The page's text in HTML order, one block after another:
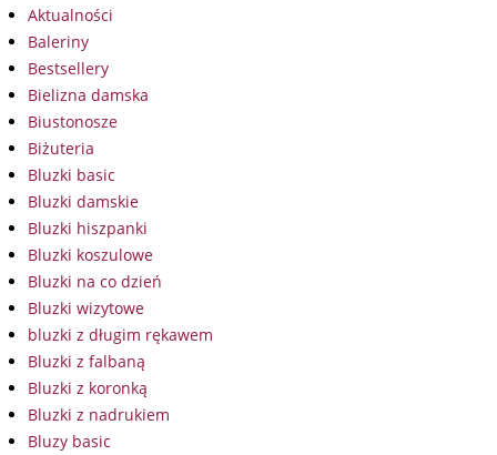
Aktualności
Baleriny
Bestsellery
Bielizna damska
Biustonosze
Biżuteria
Bluzki basic
Bluzki damskie
Bluzki hiszpanki
Bluzki koszulowe
Bluzki na co dzień
Bluzki wizytowe
bluzki z długim rękawem
Bluzki z falbaną
Bluzki z koronką
Bluzki z nadrukiem
Bluzy basic